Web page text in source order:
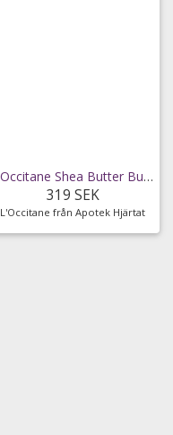
L'Occitane Shea Butter Bubble Bath 500 ml
319 SEK
L'Occitane från Apotek Hjärtat